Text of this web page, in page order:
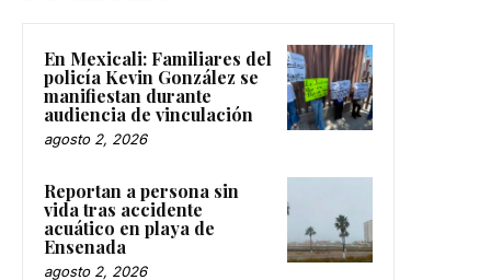
En Mexicali: Familiares del
policía Kevin González se
manifiestan durante
audiencia de vinculación
agosto 2, 2026
Reportan a persona sin
vida tras accidente
acuático en playa de
Ensenada
agosto 2, 2026